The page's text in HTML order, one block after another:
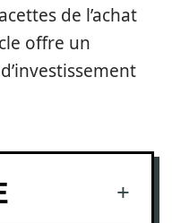
de l’achat
offre un